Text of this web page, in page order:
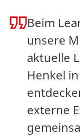
Beim
unsere
aktuelle
Henkel
externe